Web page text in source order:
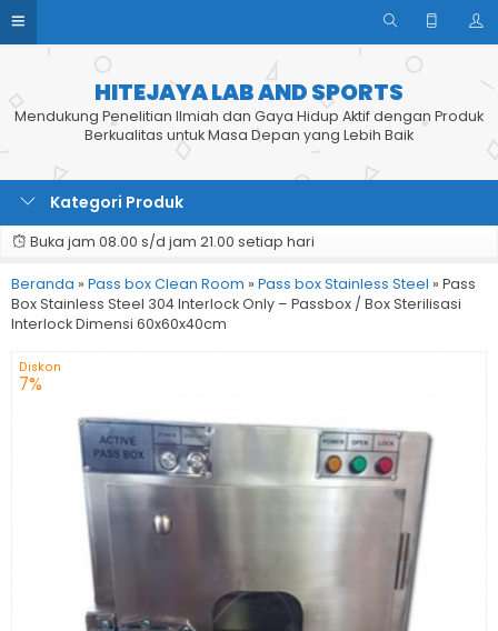
HITEJAYA LAB AND SPORTS
Mendukung Penelitian Ilmiah dan Gaya Hidup Aktif dengan Produk
Berkualitas untuk Masa Depan yang Lebih Baik
Kategori Produk
Buka jam 08.00 s/d jam 21.00 setiap hari
Beranda » Pass box Clean Room » Pass box Stainless Steel » Pass
Box Stainless Steel 304 Interlock Only – Passbox / Box Sterilisasi
Interlock Dimensi 60x60x40cm
Diskon
7%